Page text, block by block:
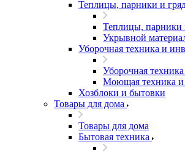
Теплицы, парники и
Теплицы, парники
Укрывной
Уборочная техника и
Уборочная
Моющая техника и
Хозблоки и бытовки
Товары для дома
Товары для дома
Бытовая техника